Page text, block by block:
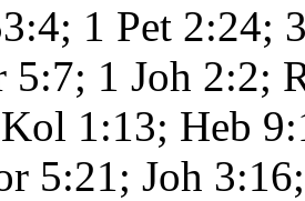
1 Pet 2:24;
5:7; 1 Joh 2:2;
1:13; Heb
5:21; Joh